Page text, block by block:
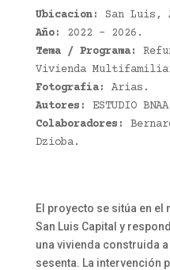
Ubicacion:
San Luis,
Año:
2022 – 2026.
Tema / Programa:
Vivienda
Fotografia:
Arias.
Autores:
ESTUDIO BNAA
Colaboradores:
Dzioba.
El proyecto se sitúa en
San Luis Capital y
una vivienda construida
sesenta. La intervención